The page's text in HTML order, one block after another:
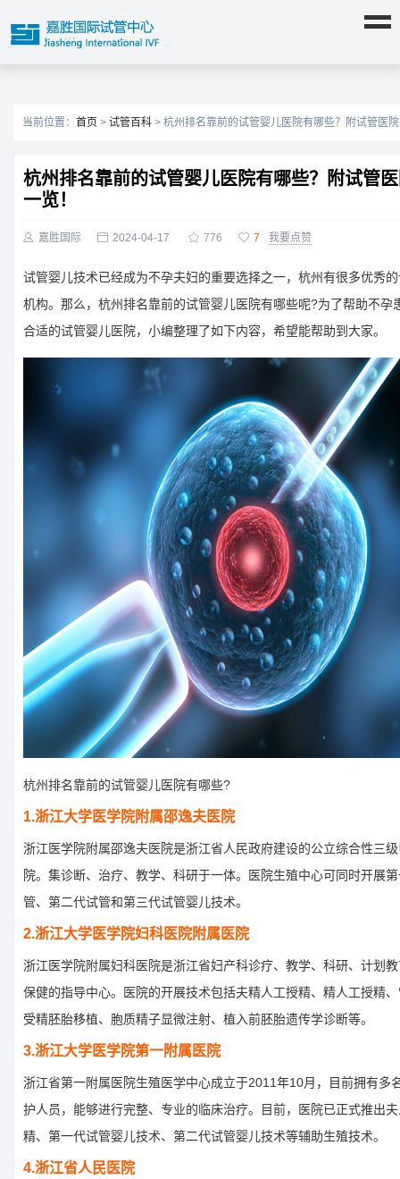
当前位置： 首页 > 试管百科 > 杭州排名靠前的试管婴儿医院有哪些？附试管医
杭州排名靠前的试管婴儿医院有哪些？附试管
一览！
 嘉胜国际  2024-04-17  776  7 我要点赞
试管婴儿技术已经成为不孕夫​​妇的重要选择之一，杭州有很多优秀
机构。那么，杭州排名靠前的试管婴儿医院有哪些呢?为了帮助不孕
合适的试管婴儿医院，小编整理了如下内容，希望能帮助到大家。
杭州排名靠前的试管婴儿医院有哪些?
1.浙江大学医学院附属邵逸夫医院
浙江医学院附属邵逸夫医院是浙江省人民政府建设的公立综合性三
院。集诊断、治疗、教学、科研于一体。医院生殖中心可同时开展
管、第二代试管和第三代试管婴儿技术。
2.浙江大学医学院妇科医院附属医院
浙江医学院附属妇科医院是浙江省妇产科诊疗、教学、科研、计划
保健的指导中心。医院的开展技术包括夫精人工授精、精人工授精
受精胚胎移植、胞质精子显微注射、植入前胚胎遗传学诊断等。
3.浙江大学医学院第一附属医院
浙江省第一附属医院生殖医学中心成立于2011年10月，目前拥有多
护人员，能够进行完整、专业的临床治疗。目前，医院已正式推出
精、第一代试管婴儿技术、第二代试管婴儿技术等辅助生殖技术。
4.浙江省人民医院